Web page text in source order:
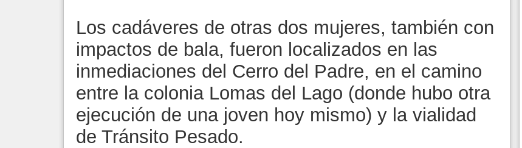
Los cadáveres de otras dos mujeres, también con
impactos de bala, fueron localizados en las
inmediaciones del Cerro del Padre, en el camino
entre la colonia Lomas del Lago (donde hubo otra
ejecución de una joven hoy mismo) y la vialidad
de Tránsito Pesado.